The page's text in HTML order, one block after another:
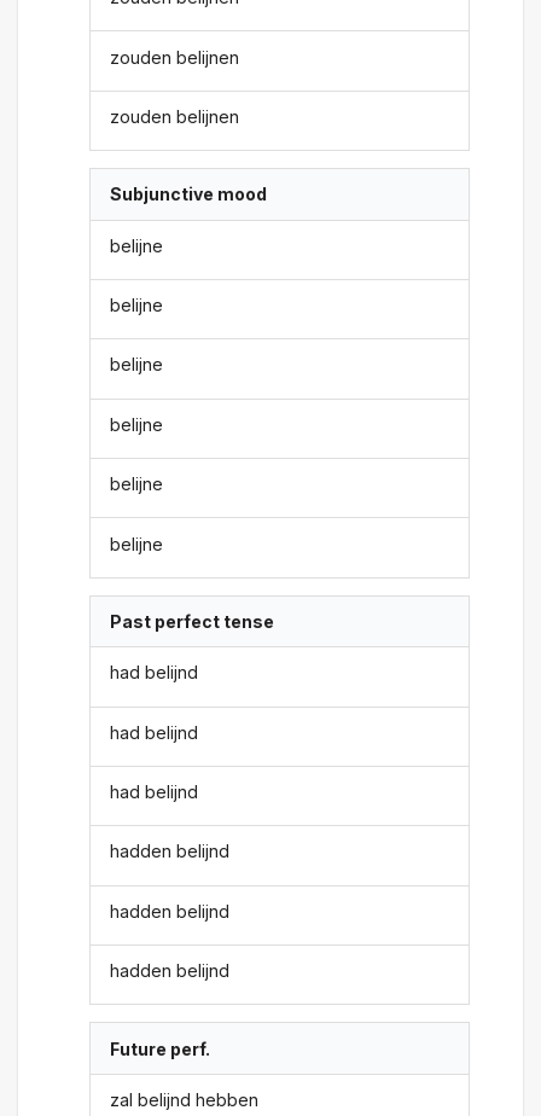
zouden belijnen
zouden belijnen
Subjunctive mood
belijne
belijne
belijne
belijne
belijne
belijne
Past perfect tense
had belijnd
had belijnd
had belijnd
hadden belijnd
hadden belijnd
hadden belijnd
Future perf.
zal belijnd hebben